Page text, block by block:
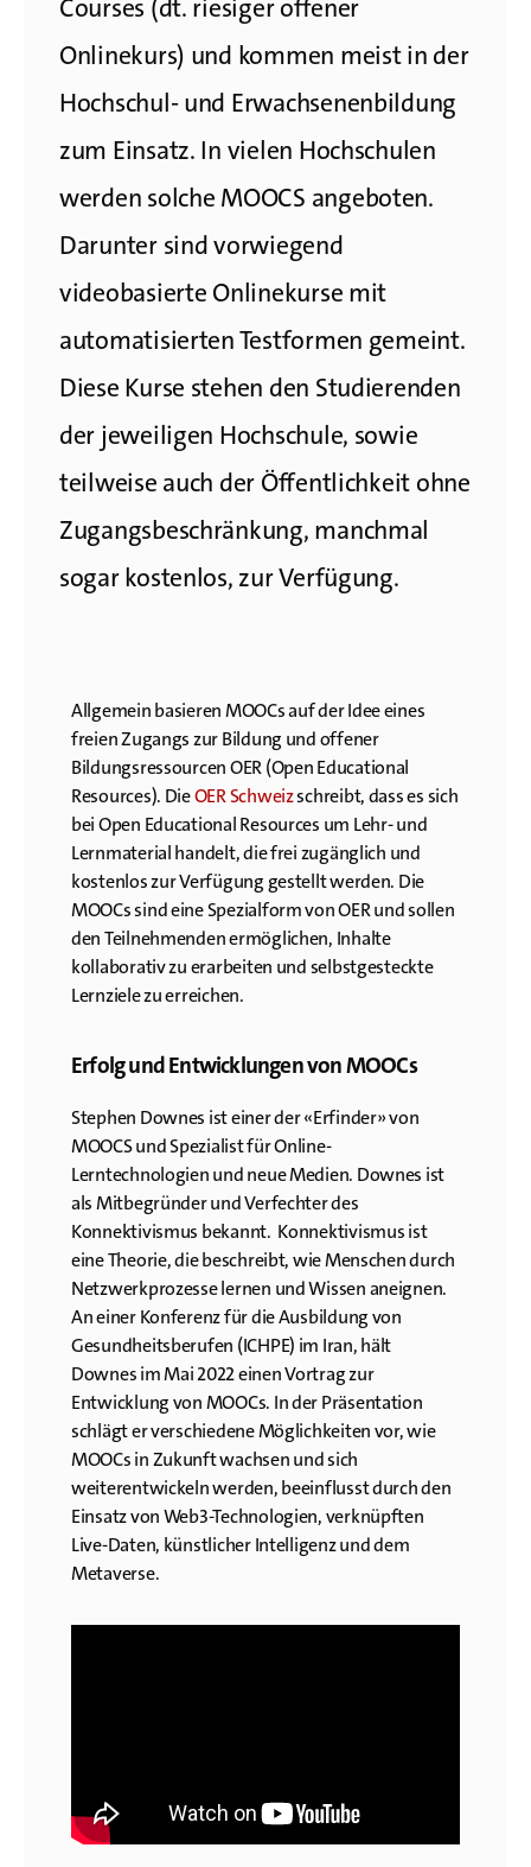
Courses (dt. riesiger offener
Onlinekurs) und kommen meist in der
Hochschul- und Erwachsenenbildung
zum Einsatz. In vielen Hochschulen
werden solche MOOCS angeboten.
Darunter sind vorwiegend
videobasierte Onlinekurse mit
automatisierten Testformen gemeint.
Diese Kurse stehen den Studierenden
der jeweiligen Hochschule, sowie
teilweise auch der Öffentlichkeit ohne
Zugangsbeschränkung, manchmal
sogar kostenlos, zur Verfügung.
Allgemein basieren MOOCs auf der Idee eines
freien Zugangs zur Bildung und offener
Bildungsressourcen OER (Open Educational
Resources). DieOER Schweizschreibt, dass es sich
bei Open Educational Resources um Lehr- und
Lernmaterial handelt, die frei zugänglich und
kostenlos zur Verfügung gestellt werden. Die
MOOCs sind eine Spezialform von OER und sollen
den Teilnehmenden ermöglichen, Inhalte
kollaborativ zu erarbeiten und selbstgesteckte
Lernziele zu erreichen.
Erfolg und Entwicklungen von MOOCs
Stephen Downes ist einer der «Erfinder» von
MOOCS und Spezialist für Online-
Lerntechnologien und neue Medien. Downes ist
als Mitbegründer und Verfechter des
Konnektivismus bekannt. Konnektivismus ist
eine Theorie, die beschreibt, wie Menschen durch
Netzwerkprozesse lernen und Wissen aneignen.
An einer Konferenz für die Ausbildung von
Gesundheitsberufen (ICHPE) im Iran, hält
Downes im Mai 2022 einen Vortrag zur
Entwicklung von MOOCs. In der Präsentation
schlägt er verschiedene Möglichkeiten vor, wie
MOOCs in Zukunft wachsen und sich
weiterentwickeln werden, beeinflusst durch den
Einsatz von Web3-Technologien, verknüpften
Live-Daten, künstlicher Intelligenz und dem
Metaverse.